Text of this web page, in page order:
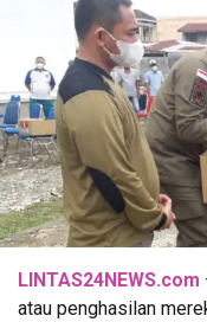
LINTAS24NEWS.com
atau penghasilan